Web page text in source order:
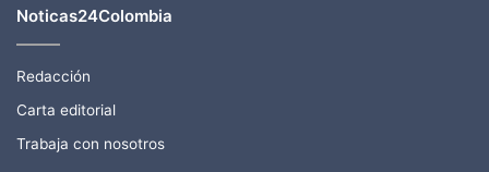
Noticas24Colombia
Redacción
Carta editorial
Trabaja con nosotros